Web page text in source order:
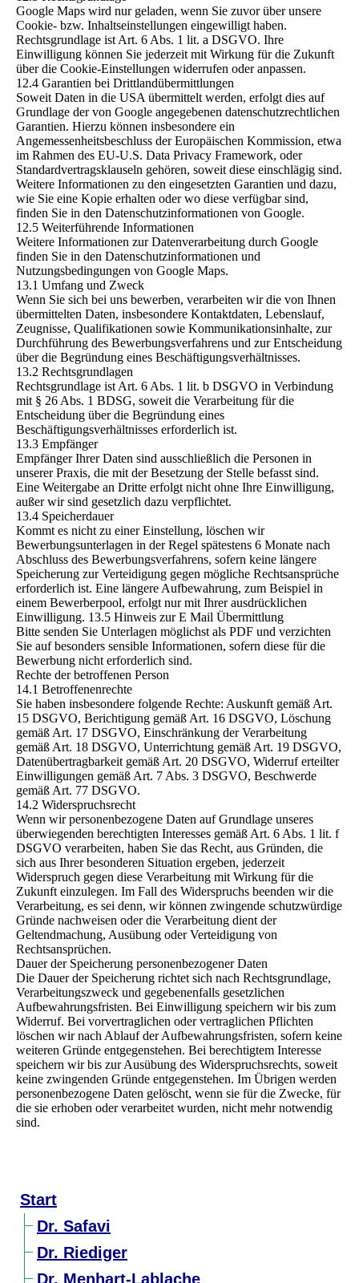
Google Maps wird nur geladen, wenn Sie zuvor über unsere
Cookie- bzw. Inhaltseinstellungen eingewilligt haben.
Rechtsgrundlage ist Art. 6 Abs. 1 lit. a DSGVO. Ihre
Einwilligung können Sie jederzeit mit Wirkung für die Zukunft
über die Cookie-Einstellungen widerrufen oder anpassen.
12.4 Garantien bei Drittlandübermittlungen
Soweit Daten in die USA übermittelt werden, erfolgt dies auf
Grundlage der von Google angegebenen datenschutzrechtlichen
Garantien. Hierzu können insbesondere ein
Angemessenheitsbeschluss der Europäischen Kommission, etwa
im Rahmen des EU-U.S. Data Privacy Framework, oder
Standardvertragsklauseln gehören, soweit diese einschlägig sind.
Weitere Informationen zu den eingesetzten Garantien und dazu,
wie Sie eine Kopie erhalten oder wo diese verfügbar sind,
finden Sie in den Datenschutzinformationen von Google.
12.5 Weiterführende Informationen
Weitere Informationen zur Datenverarbeitung durch Google
finden Sie in den Datenschutzinformationen und
Nutzungsbedingungen von Google Maps.
13.1 Umfang und Zweck
Wenn Sie sich bei uns bewerben, verarbeiten wir die von Ihnen
übermittelten Daten, insbesondere Kontaktdaten, Lebenslauf,
Zeugnisse, Qualifikationen sowie Kommunikationsinhalte, zur
Durchführung des Bewerbungsverfahrens und zur Entscheidung
über die Begründung eines Beschäftigungsverhältnisses.
13.2 Rechtsgrundlagen
Rechtsgrundlage ist Art. 6 Abs. 1 lit. b DSGVO in Verbindung
mit § 26 Abs. 1 BDSG, soweit die Verarbeitung für die
Entscheidung über die Begründung eines
Beschäftigungsverhältnisses erforderlich ist.
13.3 Empfänger
Empfänger Ihrer Daten sind ausschließlich die Personen in
unserer Praxis, die mit der Besetzung der Stelle befasst sind.
Eine Weitergabe an Dritte erfolgt nicht ohne Ihre Einwilligung,
außer wir sind gesetzlich dazu verpflichtet.
13.4 Speicherdauer
Kommt es nicht zu einer Einstellung, löschen wir
Bewerbungsunterlagen in der Regel spätestens 6 Monate nach
Abschluss des Bewerbungsverfahrens, sofern keine längere
Speicherung zur Verteidigung gegen mögliche Rechtsansprüche
erforderlich ist. Eine längere Aufbewahrung, zum Beispiel in
einem Bewerberpool, erfolgt nur mit Ihrer ausdrücklichen
Einwilligung. 13.5 Hinweis zur E Mail Übermittlung
Bitte senden Sie Unterlagen möglichst als PDF und verzichten
Sie auf besonders sensible Informationen, sofern diese für die
Bewerbung nicht erforderlich sind.
Rechte der betroffenen Person
14.1 Betroffenenrechte
Sie haben insbesondere folgende Rechte: Auskunft gemäß Art.
15 DSGVO, Berichtigung gemäß Art. 16 DSGVO, Löschung
gemäß Art. 17 DSGVO, Einschränkung der Verarbeitung
gemäß Art. 18 DSGVO, Unterrichtung gemäß Art. 19 DSGVO,
Datenübertragbarkeit gemäß Art. 20 DSGVO, Widerruf erteilter
Einwilligungen gemäß Art. 7 Abs. 3 DSGVO, Beschwerde
gemäß Art. 77 DSGVO.
14.2 Widerspruchsrecht
Wenn wir personenbezogene Daten auf Grundlage unseres
überwiegenden berechtigten Interesses gemäß Art. 6 Abs. 1 lit. f
DSGVO verarbeiten, haben Sie das Recht, aus Gründen, die
sich aus Ihrer besonderen Situation ergeben, jederzeit
Widerspruch gegen diese Verarbeitung mit Wirkung für die
Zukunft einzulegen. Im Fall des Widerspruchs beenden wir die
Verarbeitung, es sei denn, wir können zwingende schutzwürdige
Gründe nachweisen oder die Verarbeitung dient der
Geltendmachung, Ausübung oder Verteidigung von
Rechtsansprüchen.
Dauer der Speicherung personenbezogener Daten
Die Dauer der Speicherung richtet sich nach Rechtsgrundlage,
Verarbeitungszweck und gegebenenfalls gesetzlichen
Aufbewahrungsfristen. Bei Einwilligung speichern wir bis zum
Widerruf. Bei vorvertraglichen oder vertraglichen Pflichten
löschen wir nach Ablauf der Aufbewahrungsfristen, sofern keine
weiteren Gründe entgegenstehen. Bei berechtigtem Interesse
speichern wir bis zur Ausübung des Widerspruchsrechts, soweit
keine zwingenden Gründe entgegenstehen. Im Übrigen werden
personenbezogene Daten gelöscht, wenn sie für die Zwecke, für
die sie erhoben oder verarbeitet wurden, nicht mehr notwendig
sind.
Start
Dr. Safavi
Dr. Riediger
Dr. Menhart-Lablache